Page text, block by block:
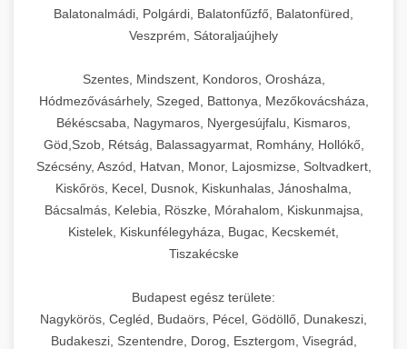
Balatonalmádi, Polgárdi, Balatonfűzfő, Balatonfüred,
Veszprém, Sátoraljaújhely
Szentes, Mindszent, Kondoros, Orosháza,
Hódmezővásárhely, Szeged, Battonya, Mezőkovácsháza,
Békéscsaba, Nagymaros, Nyergesújfalu, Kismaros,
Göd,Szob, Rétság, Balassagyarmat, Romhány, Hollókő,
Szécsény, Aszód, Hatvan, Monor, Lajosmizse, Soltvadkert,
Kiskőrös, Kecel, Dusnok, Kiskunhalas, Jánoshalma,
Bácsalmás, Kelebia, Röszke, Mórahalom, Kiskunmajsa,
Kistelek, Kiskunfélegyháza, Bugac, Kecskemét,
Tiszakécske
Budapest egész területe:
Nagykörös, Cegléd, Budaörs, Pécel, Gödöllő, Dunakeszi,
Budakeszi, Szentendre, Dorog, Esztergom, Visegrád,